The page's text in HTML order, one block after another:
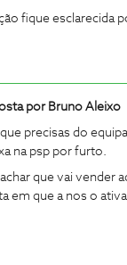
fique esclarecida
porBruno Aleixo
precisas do
na psp por furto.
que vai vender
em que a nos o